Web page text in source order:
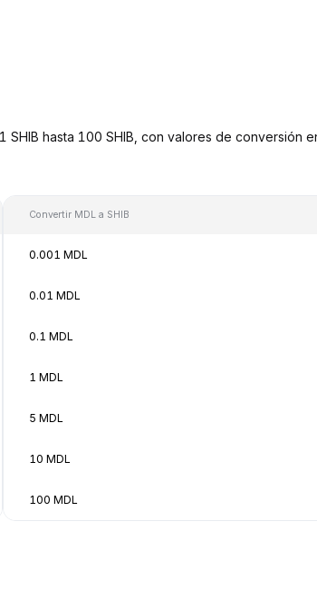
hasta 100 SHIB, con valores de conversión
Convertir MDL a SHIB
0.001 MDL
0.01 MDL
0.1 MDL
1 MDL
5 MDL
10 MDL
100 MDL